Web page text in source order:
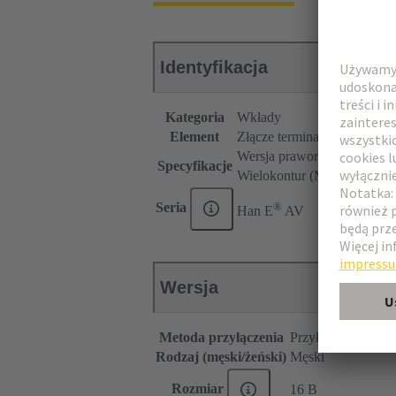
Identyfikacja
Kategoria
Wkłady
Element
Złącze terminalblokowe
Specyfikacje
Wersja praworęczna
Wielokontur (MK)
Seria Han E® AV
Wersja
Metoda przyłączenia Przyłączenie
Rodzaj (męski/żeński) Męski
Rozmiar 16 B